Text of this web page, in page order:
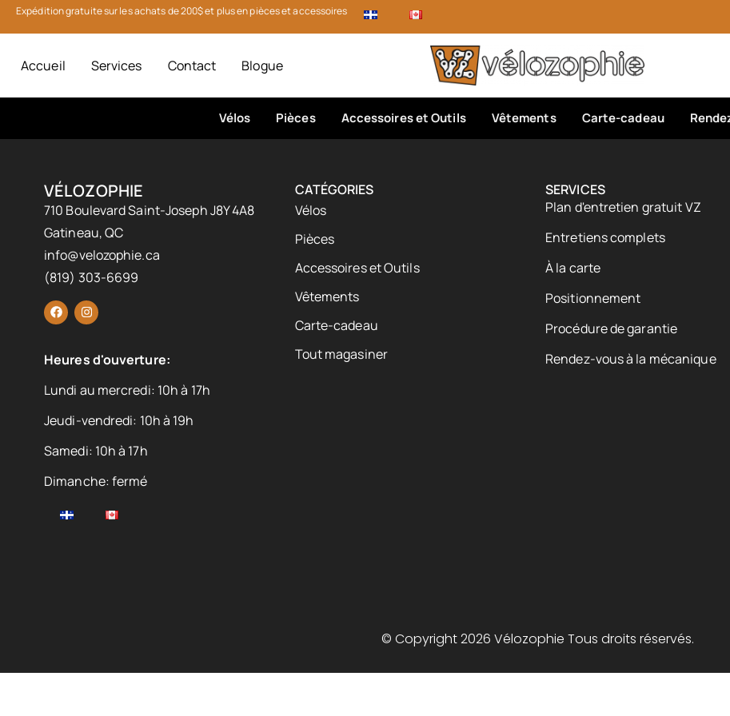
Expédition gratuite sur les achats de 200$ et plus en pièces et accessoires
Accueil Services Contact Blogue
Vélos Pièces Accessoires et Outils Vêtements Carte-cadeau
VÉLOZOPHIE
710 Boulevard Saint-Joseph J8Y 4A8
Gatineau, QC
info@velozophie.ca
(819) 303-6699
Heures d'ouverture:
Lundi au mercredi: 10h à 17h
Jeudi-vendredi: 10h à 19h
Samedi: 10h à 17h
Dimanche: fermé
CATÉGORIES
Vélos
Pièces
Accessoires et Outils
Vêtements
Carte-cadeau
Tout magasiner
SERVICES
Plan d'entretien gratuit VZ
Entretiens complets
À la carte
Positionnement
Procédure de garantie
Rendez-vous à la mécanique
© Copyright 2026 Vélozophie Tous droits réservés.